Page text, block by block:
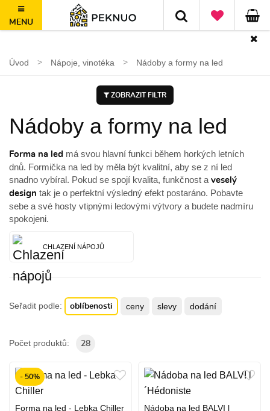
MENU
Úvod Nápoje, vinotéka Nádoby a formy na led
ZOBRAZIT FILTR
Nádoby a formy na led
Forma na led má svou hlavní funkci během horkých letních
dnů. Formička na led by měla být kvalitní, aby se z ní led
snadno vybíral. Pokud se spojí kvalita, funkčnost a veselý
design tak je o perfektní výsledný efekt postaráno. Pobavte
sebe a své hosty vtipnými ledovými výtvory a budete nadmíru
spokojeni.
CHLAZENÍ NÁPOJŮ
Seřadit podle: oblíbenosti ceny slevy dodání
Počet produktů: 28
- 50%
Forma na led - Lebka Chiller
Nádoba na led BALVI l